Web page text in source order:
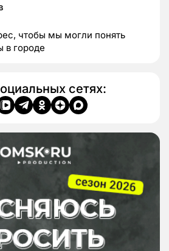
чтобы мы могли понять
в городе
сетях: